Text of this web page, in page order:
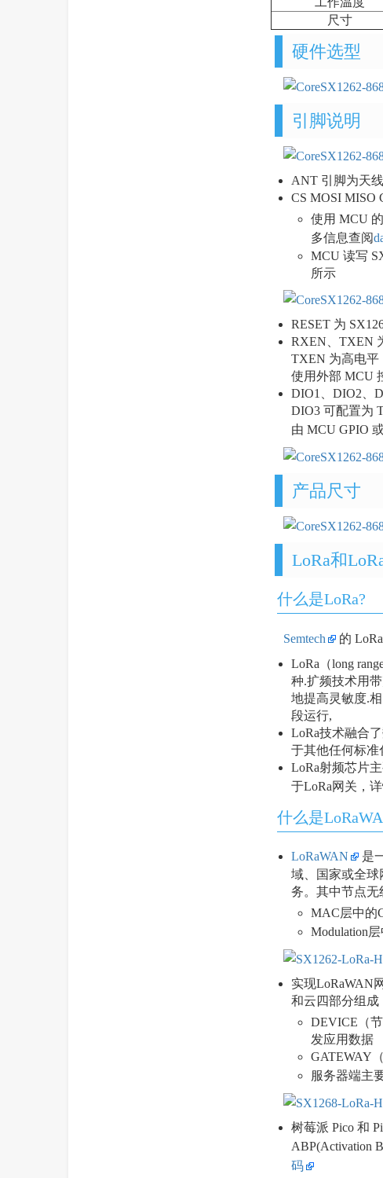
尺寸
硬件选型
引脚说明
ANT 引脚为天
CS MOSI MISO
使用 MCU
多信息查阅
MCU 读写
所示
RESET 为
RXEN、TXEN
TXEN 为高电平
使用外部 MCU
DIO1、DIO2、
DIO3 可配置为
由 MCU GPIO
产品尺寸
LoRa和
什么是LoRa?
Semtech
的
LoRa（long
种.扩频技术用
地提高灵敏度.
段运行,
LoRa技术融合
于其他任何标准
LoRa射频芯片
于LoRa网关，
什么是
LoRaWAN
是
域、国家或全球
务。其中节点无
MAC层中的
Modulation
实现LoRaWAN
和云四部分组成
DEVICE（
发应用数据
GATEWAY
服务器端主
树莓派 Pico 和
ABP(Activation
码